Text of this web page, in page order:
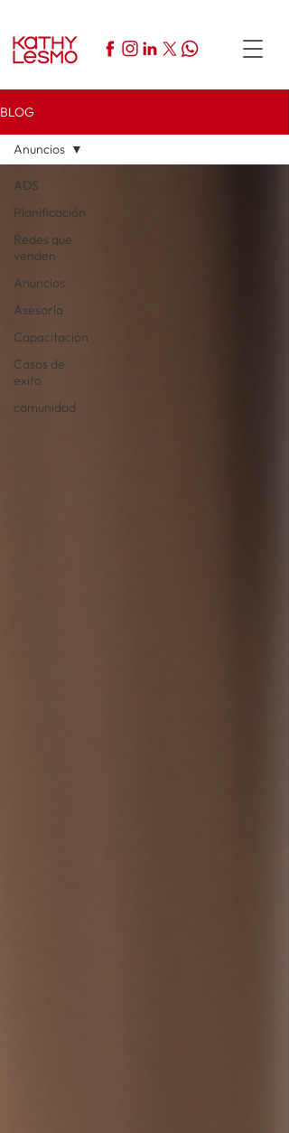
BLOG
ADS
Planificación
Redes que
venden
Anuncios
Asesoría
Capacitación
Casos de
exito
comunidad
Anuncios